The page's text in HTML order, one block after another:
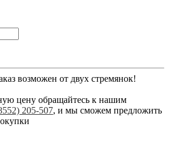
возможен от двух стремянок!
цену обращайтесь к нашим
205-507, и мы сможем предложить